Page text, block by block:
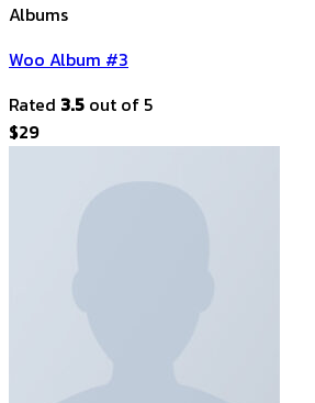
Albums
Woo Album #3
Rated 3.5 out of 5
$29